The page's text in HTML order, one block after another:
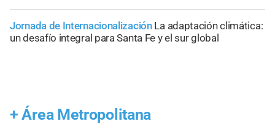
Jornada de Internacionalización La adaptación climática:
un desafío integral para Santa Fe y el sur global
+ Área Metropolitana